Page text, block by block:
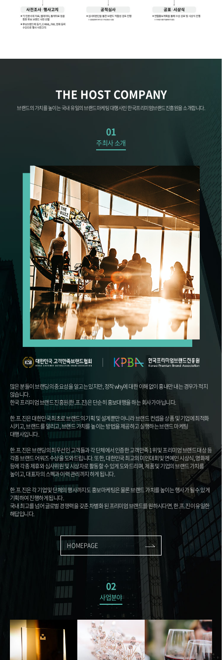
THE HOST COMPANY
브랜드의 가치를 높이는 국내 유일의 브랜드마케팅 대행사인 한국프리미엄브랜드진흥원을 소개합니다.
01
주최사 소개
많은 분들이 브랜딩의 중요성을 알고는 있지만, 정작 why에 대한 이해 없이 흉내만 내는 경우가 적지
않습니다.
한국 프리미엄 브랜드 진흥원(한.프.진)은 단순히 홍보대행을 하는 회사가 아닙니다.
한.프.진은 대한민국 최초로 브랜드의 기획 및 설계뿐만 아니라 브랜드 컨셉을 상품 및 기업에 최적화
시키고, 브랜드를 알리고, 브랜드 가치를 높이는 방법을 제공하고 실행하는 브랜드 마케팅
대행사입니다.
한.프.진은 브랜딩의 최우선인 고객들과 각 단체에서 인증한 고객만족 1위 및 프리미엄 브랜드 대상 등
각종 브랜드 어워즈 수상을 도와드립니다. 또한, 대한민국 최고의 미인대회 및 연예인 시상식, 영화제
등에 각종 제휴와 심사위원 및 시상자로 활동할 수 있게 도와드리며, 제품 및 기업의 브랜드 가치를
높이고, 대표자의 스펙과 이력 관리까지 하게 됩니다.
한.프.진은 각 기업 및 단체의 행사까지도 홍보마케팅은 물론 브랜드 가치를 높이는 행사가 될 수 있게
기획하여 진행하게 됩니다.
국내 최고를 넘어 글로벌 경쟁력을 갖춘 차별화 된 프리미엄 브랜드를 원하시다면, 한.프.진이 유일한
해답입니다.
HOMEPAGE
02
사업분야